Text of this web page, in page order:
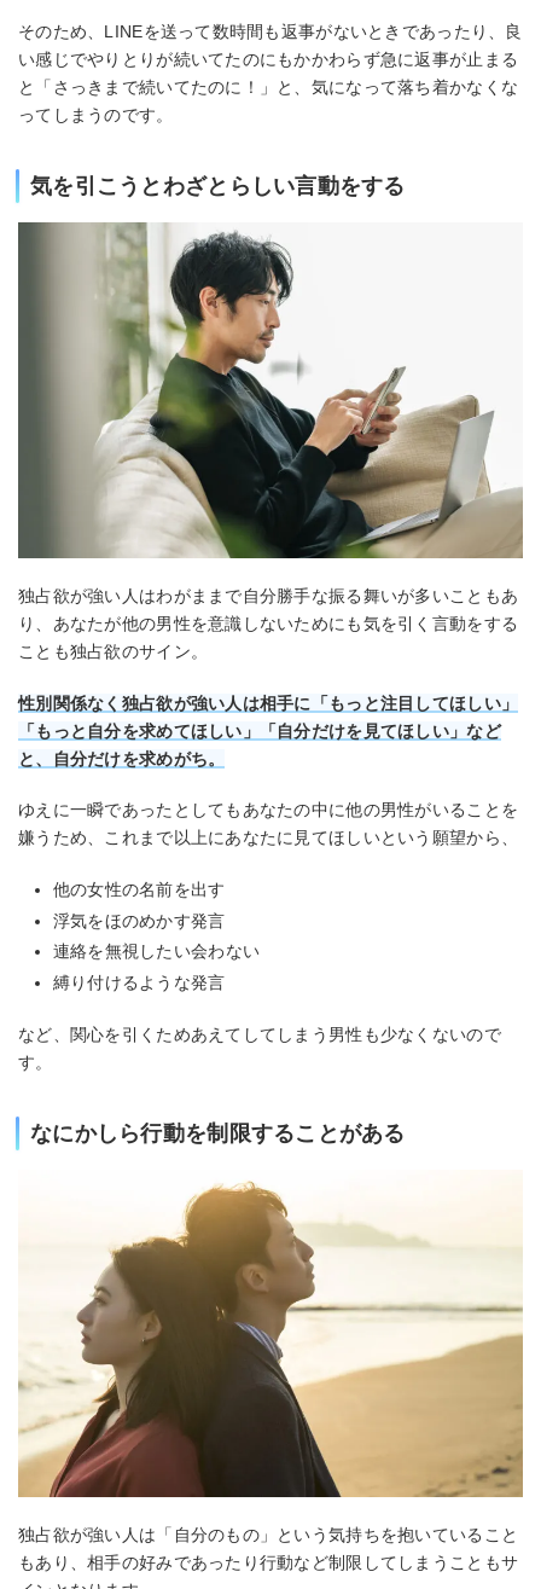
そのため、LINEを送って数時間も返事がないときであったり、良
い感じでやりとりが続いてたのにもかかわらず急に返事が止まる
と「さっきまで続いてたのに！」と、気になって落ち着かなくな
ってしまうのです。
気を引こうとわざとらしい言動をする
独占欲が強い人はわがままで自分勝手な振る舞いが多いこともあ
り、あなたが他の男性を意識しないためにも気を引く言動をする
ことも独占欲のサイン。
性別関係なく独占欲が強い人は相手に「もっと注目してほしい」
「もっと自分を求めてほしい」「自分だけを見てほしい」など
と、自分だけを求めがち。
ゆえに一瞬であったとしてもあなたの中に他の男性がいることを
嫌うため、これまで以上にあなたに見てほしいという願望から、
他の女性の名前を出す
浮気をほのめかす発言
連絡を無視したい会わない
縛り付けるような発言
など、関心を引くためあえてしてしまう男性も少なくないので
す。
なにかしら行動を制限することがある
独占欲が強い人は「自分のもの」という気持ちを抱いていること
もあり、相手の好みであったり行動など制限してしまうこともサ